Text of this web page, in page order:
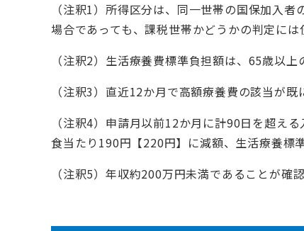
（注釈1）所得区分は、同一世帯の国保加入
場合であっても、課税世帯かどうかの判定には
（注釈2）生活療養費標準負担額は、65歳以
（注釈3）直近12か月で高額療養費の該当が
（注釈4）申請月以前12か月に計90日を超え
食当たり190円【220円】に減額、生活療養標
（注釈5）年収約200万円未満であることが確